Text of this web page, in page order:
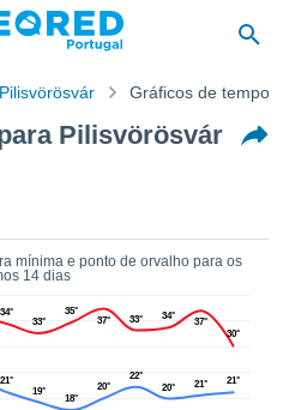
Pilisvörösvár Gráficos de tempo
Pilisvörösvár
mínima e ponto de orvalho para os
14 dias
34°
33°
35°
37°
33° 34°
37°
30°
21°
19°
18°
20°
22°
20°
21° 21°